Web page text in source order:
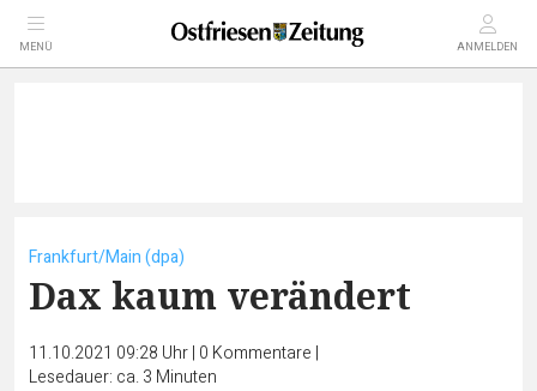
MENÜ ANMELDEN
Frankfurt/Main (dpa)
Dax kaum verändert
11.10.2021 09:28 Uhr| 0 Kommentare |
Lesedauer: ca. 3 Minuten